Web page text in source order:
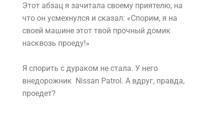
Этот абзац я зачитала своему приятелю, на
что он усмехнулся и сказал: «Спорим, я на
своей машине этот твой прочный домик
насквозь проеду!»
Я спорить с дураком не стала. У него
внедорожник Nissan Patrol. А вдруг, правда,
проедет?